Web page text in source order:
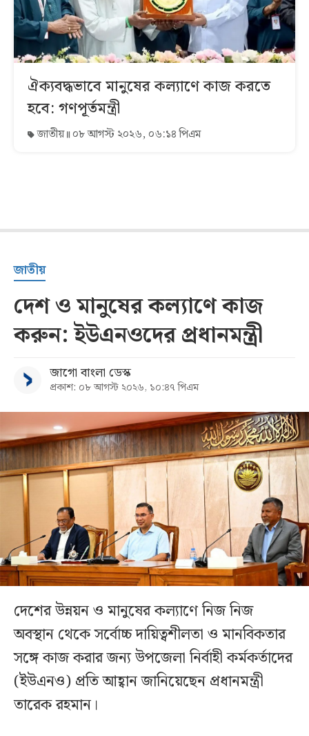
ঐক্যবদ্ধভাবে মানুষের কল্যাণে কাজ করতে
হবে: গণপূর্তমন্ত্রী
জাতীয় ০৮ আগস্ট ২০২৬, ০৬:১৪ পিএম
জাতীয়
দেশ ও মানুষের কল্যাণে কাজ
করুন: ইউএনওদের প্রধানমন্ত্রী
জাগো বাংলা ডেস্ক
প্রকাশ: ০৮ আগস্ট ২০২৬, ১০:৪৭ পিএম
দেশের উন্নয়ন ও মানুষের কল্যাণে নিজ নিজ
অবস্থান থেকে সর্বোচ্চ দায়িত্বশীলতা ও মানবিকতার
সঙ্গে কাজ করার জন্য উপজেলা নির্বাহী কর্মকর্তাদের
(ইউএনও) প্রতি আহ্বান জানিয়েছেন প্রধানমন্ত্রী
তারেক রহমান।